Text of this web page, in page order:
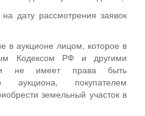
дату рассмотрения заявок
в аукционе лицом, которое в
Кодексом РФ и другими
не имеет права быть
аукциона, покупателем
земельный участок в